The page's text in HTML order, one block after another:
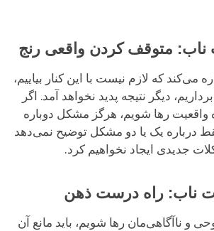
متوقف کردن واقعی رنج
می‌کند که لازم نیست با این کنار بیاییم،
دیگر نتیجه پدید نخواهد آمد. اگر
واقعیت رها شویم، هرگز مشکل دوباره
درباره یک یا دو مشکل توضیح نمی‌دهد
جدیدی ایجاد نخواهیم کرد.
ناب: راه درست ذهن
و ناآگاهی‌مان رها شویم، باید مانع آن